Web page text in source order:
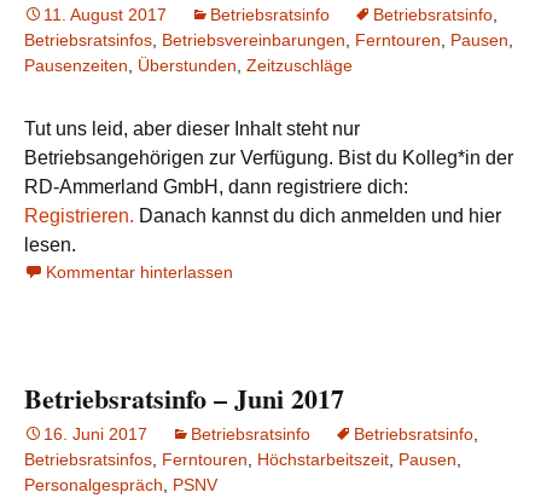
11. August 2017 Betriebsratsinfo Betriebsratsinfo
Betriebsratsinfos Betriebsvereinbarungen Ferntouren Pausen
Pausenzeiten
Überstunden Zeitzuschläge
Tut uns leid, aber dieser Inhalt steht nur
Betriebsangehörigen zur Verfügung. Bist du Kolleg*in der
RD-Ammerland GmbH, dann registriere dich:
Registrieren. Danach kannst du dich anmelden und hier
lesen.
Kommentar hinterlassen
Betriebsratsinfo – Juni 2017
16. Juni 2017 Betriebsratsinfo Betriebsratsinfo
Betriebsratsinfos Ferntouren Höchstarbeitszeit Pausen
Personalgespräch
PSNV